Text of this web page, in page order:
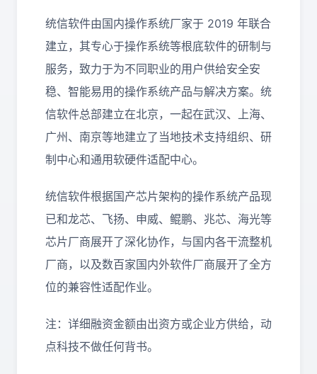
统信软件由国内操作系统厂家于 2019 年联合
建立，其专心于操作系统等根底软件的研制与
服务，致力于为不同职业的用户供给安全安
稳、智能易用的操作系统产品与解决方案。统
信软件总部建立在北京，一起在武汉、上海、
广州、南京等地建立了当地技术支持组织、研
制中心和通用软硬件适配中心。
统信软件根据国产芯片架构的操作系统产品现
已和龙芯、飞扬、申威、鲲鹏、兆芯、海光等
芯片厂商展开了深化协作，与国内各干流整机
厂商，以及数百家国内外软件厂商展开了全方
位的兼容性适配作业。
注：详细融资金额由出资方或企业方供给，动
点科技不做任何背书。